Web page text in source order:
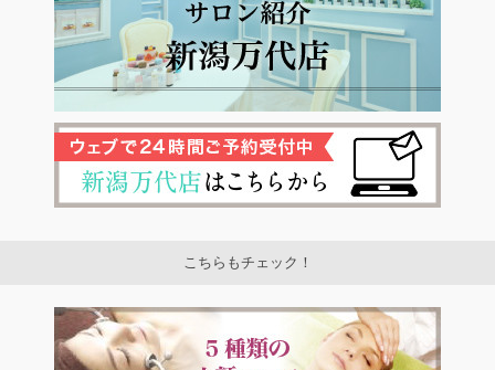
こちらもチェック！